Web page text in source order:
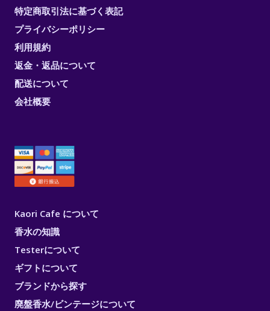
特定商取引法に基づく表記
プライバシーポリシー
利用規約
返金・返品について
配送について
会社概要
Kaori Cafe について
香水の知識
Testerについて
ギフトについて
ブランドから探す
廃盤香水/ビンテージについて